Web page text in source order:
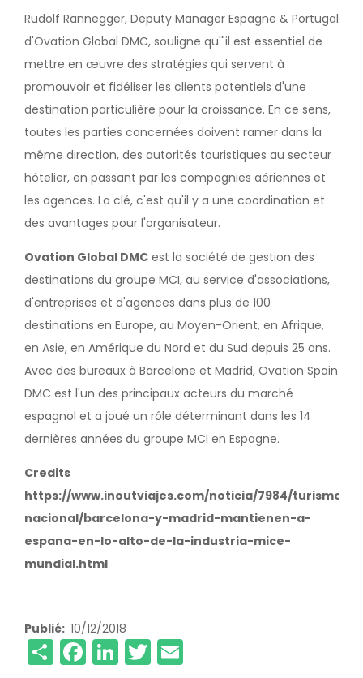
Rudolf Rannegger, Deputy Manager Espagne & Portugal
d'Ovation Global DMC, souligne qu'"il est essentiel de
mettre en œuvre des stratégies qui servent à
promouvoir et fidéliser les clients potentiels d'une
destination particulière pour la croissance. En ce sens,
toutes les parties concernées doivent ramer dans la
même direction, des autorités touristiques au secteur
hôtelier, en passant par les compagnies aériennes et
les agences. La clé, c'est qu'il y a une coordination et
des avantages pour l'organisateur.
Ovation Global DMC est la société de gestion des
destinations du groupe MCI, au service d'associations,
d'entreprises et d'agences dans plus de 100
destinations en Europe, au Moyen-Orient, en Afrique,
en Asie, en Amérique du Nord et du Sud depuis 25 ans.
Avec des bureaux à Barcelone et Madrid, Ovation Spain
DMC est l'un des principaux acteurs du marché
espagnol et a joué un rôle déterminant dans les 14
dernières années du groupe MCI en Espagne.
Credits
https://www.inoutviajes.com/noticia/7984/turismo-
nacional/barcelona-y-madrid-mantienen-a-
espana-en-lo-alto-de-la-industria-mice-
mundial.html
Publié 10/12/2018
ShareFacebook
LinkedIn
Twitter